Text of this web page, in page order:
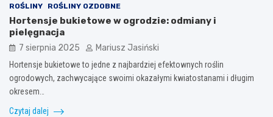
ROŚLINY
ROŚLINY OZDOBNE
Hortensje bukietowe w ogrodzie: odmiany i
pielęgnacja
7 sierpnia 2025 Mariusz Jasiński
Hortensje bukietowe to jedne z najbardziej efektownych roślin
ogrodowych, zachwycające swoimi okazałymi kwiatostanami i długim
okresem…
Czytaj dalej